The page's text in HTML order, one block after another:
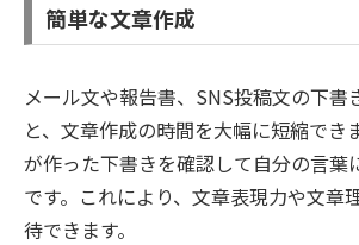
簡単な文章作成
メール文や報告書、SNS投稿文の下書
と、文章作成の時間を大幅に短縮でき
が作った下書きを確認して自分の言葉
です。これにより、文章表現力や文章
待できます。